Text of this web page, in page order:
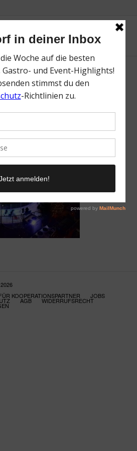
KOOPERATIONSPARTNER JOBS
AGB WIDERRUFSRECHT